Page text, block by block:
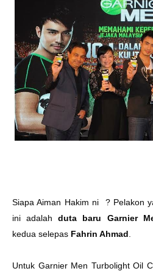
Siapa Aiman Hakim ni ? Pelakon
ini adalahduta baru Garnier
kedua selepas Fahrin Ahmad
Untuk Garnier Men Turbolight Oil